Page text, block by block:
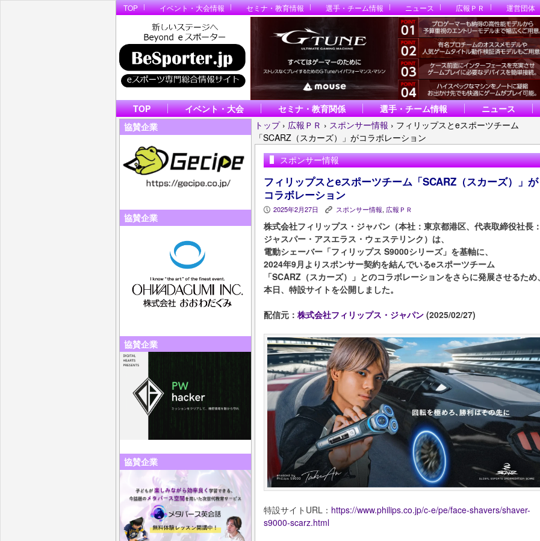
TOP イベント・大会情報 セミナ・教育情報 選手・チーム情報 ニュース 広報ＰＲ 運営団体
TOP イベント・大会 セミナ・教育関係 選手・チーム情報 ニュース
協賛企業
協賛企業
協賛企業
協賛企業
トップ › 広報ＰＲ › スポンサー情報 › フィリップスとeスポーツチーム
「SCARZ（スカーズ）」がコラボレーション
スポンサー情報
フィリップスとeスポーツチーム「SCARZ（スカーズ）」が
コラボレーション
P 2025年2月27日 K スポンサー情報, 広報ＰＲ
株式会社フィリップス・ジャパン（本社：東京都港区、代表取締役社長：
ジャスパー・アスエラス・ウェステリンク）は、
電動シェーバー「フィリップス S9000シリーズ」を基軸に、
2024年9月よりスポンサー契約を結んでいるeスポーツチーム
「SCARZ（スカーズ）」とのコラボレーションをさらに発展させるため、
本日、特設サイトを公開しました。
配信元： 株式会社フィリップス・ジャパン (2025/02/27)
特設サイトURL： https://www.philips.co.jp/c-e/pe/face-shavers/shaver-
s9000-scarz.html